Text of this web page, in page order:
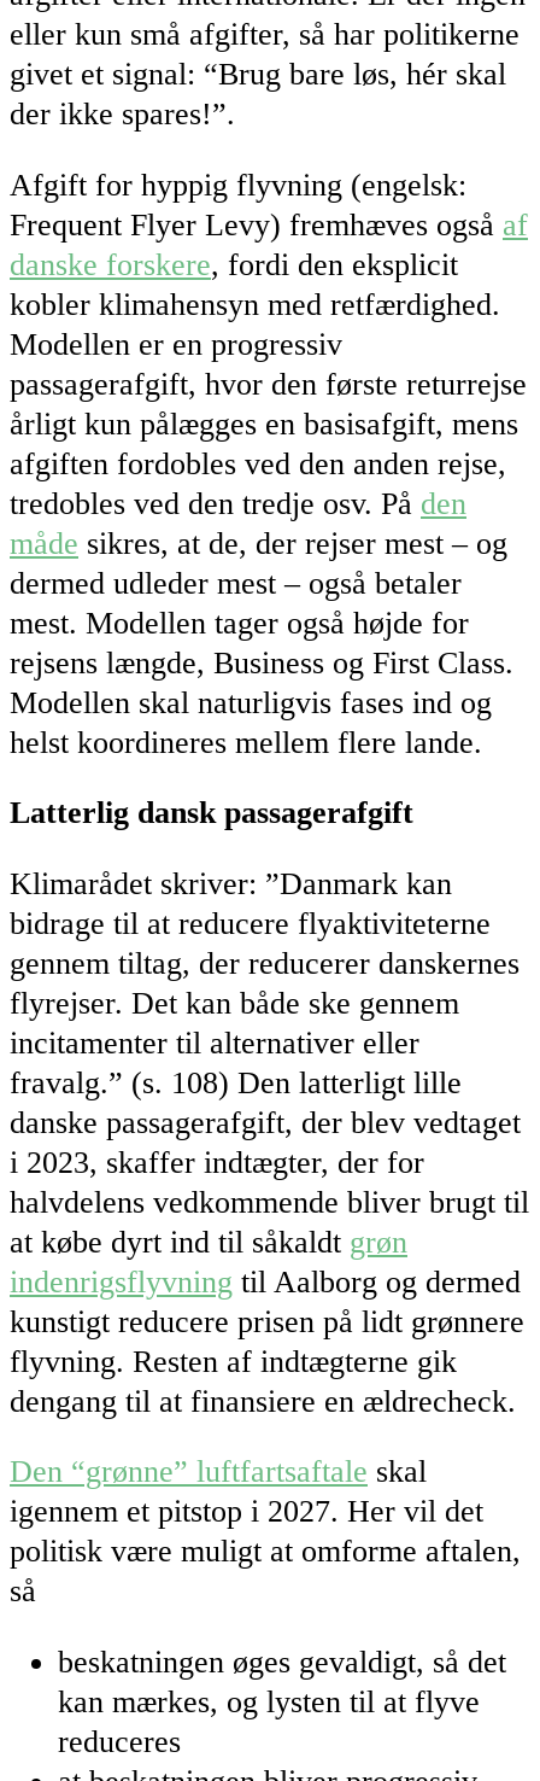
eller kun små afgifter, så har politikerne
givet et signal: “Brug bare løs, hér skal
der ikke spares!”.
Afgift for hyppig flyvning (engelsk:
Frequent Flyer Levy) fremhæves også af
danske forskere, fordi den eksplicit
kobler klimahensyn med retfærdighed.
Modellen er en progressiv
passagerafgift, hvor den første returrejse
årligt kun pålægges en basisafgift, mens
afgiften fordobles ved den anden rejse,
tredobles ved den tredje osv. På den
måde sikres, at de, der rejser mest – og
dermed udleder mest – også betaler
mest. Modellen tager også højde for
rejsens længde, Business og First Class.
Modellen skal naturligvis fases ind og
helst koordineres mellem flere lande.
Latterlig dansk passagerafgift
Klimarådet skriver: ”Danmark kan
bidrage til at reducere flyaktiviteterne
gennem tiltag, der reducerer danskernes
flyrejser. Det kan både ske gennem
incitamenter til alternativer eller
fravalg.” (s. 108) Den latterligt lille
danske passagerafgift, der blev vedtaget
i 2023, skaffer indtægter, der for
halvdelens vedkommende bliver brugt til
at købe dyrt ind til såkaldt grøn
indenrigsflyvning til Aalborg og dermed
kunstigt reducere prisen på lidt grønnere
flyvning. Resten af indtægterne gik
dengang til at finansiere en ældrecheck.
Den “grønne” luftfartsaftale skal
igennem et pitstop i 2027. Her vil det
politisk være muligt at omforme aftalen,
så
beskatningen øges gevaldigt, så det
kan mærkes, og lysten til at flyve
reduceres